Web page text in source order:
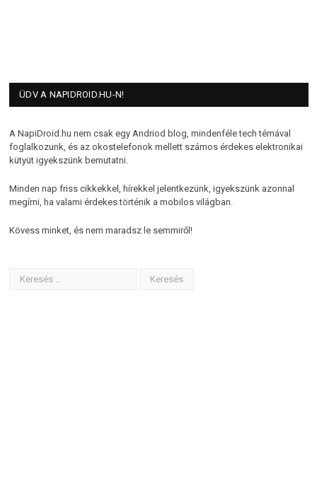
ÜDV A NAPIDROID.HU-N!
A NapiDroid.hu nem csak egy Andriod blog, mindenféle tech témával
foglalkozunk, és az okostelefonok mellett számos érdekes elektronikai
kütyüt igyekszünk bemutatni.
Minden nap friss cikkekkel, hírekkel jelentkezünk, igyekszünk azonnal
megírni, ha valami érdekes történik a mobilos világban.
Kövess minket, és nem maradsz le semmiről!